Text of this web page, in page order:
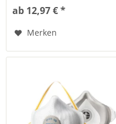
ab 12,97 € *
Merken